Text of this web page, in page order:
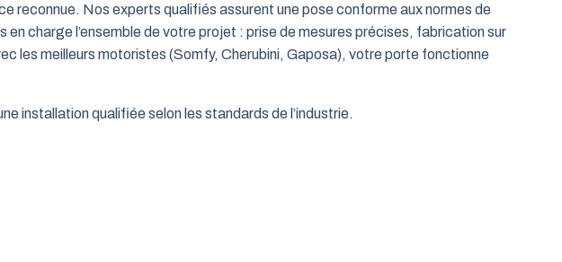
reconnue. Nos experts qualifiés assurent une pose conforme aux normes de
charge l’ensemble de votre projet : prise de mesures précises, fabrication sur
les meilleurs motoristes (Somfy, Cherubini, Gaposa), votre porte fonctionne
installation qualifiée selon les standards de l’industrie.